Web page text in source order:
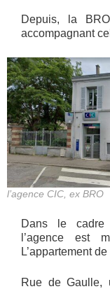
Depuis, la
accompagnant
l’agence CIC, ex BRO
Dans le cadre
l’agence est
L’appartement
Rue de Gaulle,